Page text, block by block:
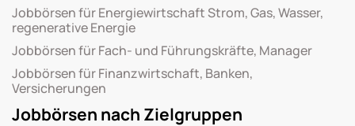
Jobbörsen für Energiewirtschaft Strom, Gas, Wasser,
regenerative Energie
Jobbörsen für Fach- und Führungskräfte, Manager
Jobbörsen für Finanzwirtschaft, Banken,
Versicherungen
Jobbörsen nach Zielgruppen